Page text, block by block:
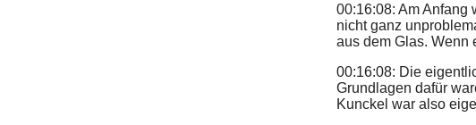
00:16:08: Am Anfang
nicht ganz
aus dem Glas. Wenn
00:16:08: Die
Grundlagen dafür
Kunckel war also